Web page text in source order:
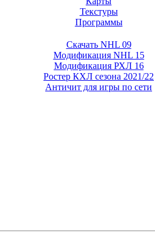
Текстуры
Программы
Скачать NHL 09
Модификация NHL 15
Модификация РХЛ 16
Ростер КХЛ сезона 2021/22
Античит для игры по сети